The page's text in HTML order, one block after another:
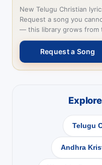
New Telugu Christian
Request a song you
— this library grows from
Request a Song
Telugu
Andhra